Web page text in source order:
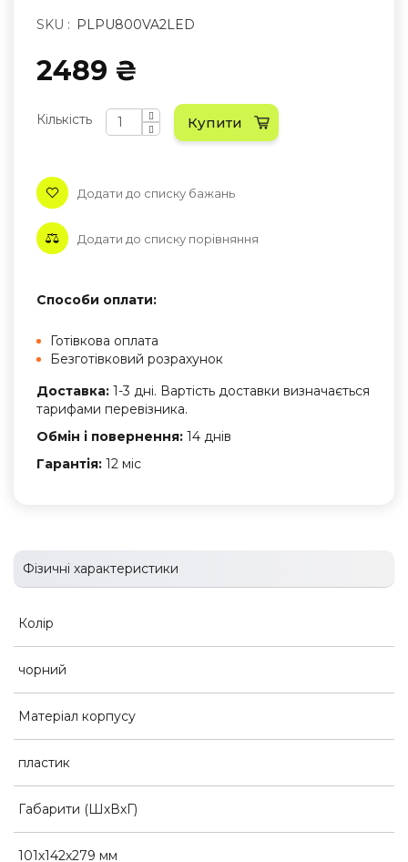
SKU : PLPU800VA2LED
2489 ₴
Кількість Купити
Додати до списку бажань
Додати до списку порівняння
Способи оплати:
Готівкова оплата
Безготівковий розрахунок
Доставка: 1-3 дні. Вартість доставки визначається
тарифами перевізника.
Обмін і повернення: 14 днів
Гарантія: 12 міс
Фізичні характеристики
Колір
чорний
Матеріал корпусу
пластик
Габарити (ШхВхГ)
101х142х279 мм